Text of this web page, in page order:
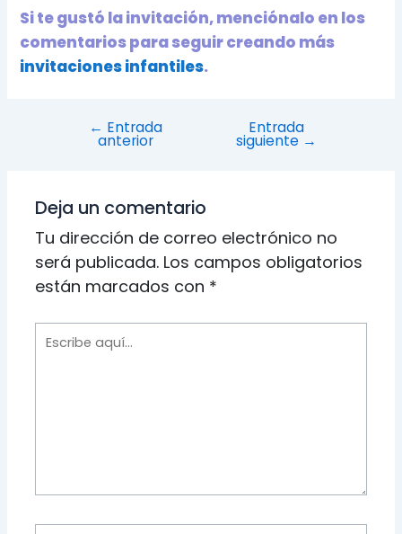
Si te gustó la invitación, menciónalo en los
comentarios para seguir creando más
invitaciones infantiles.
Navegación
← Entrada
anterior
Entrada
siguiente →
Deja un comentario
Tu dirección de correo electrónico no
será publicada. Los campos obligatorios
están marcados con *
aquí...